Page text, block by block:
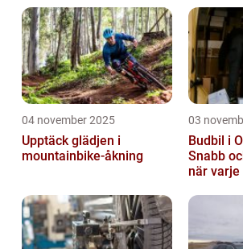
04 november 2025
Upptäck glädjen i
mountainbike-åkning
03
Budbil i
Snabb
när